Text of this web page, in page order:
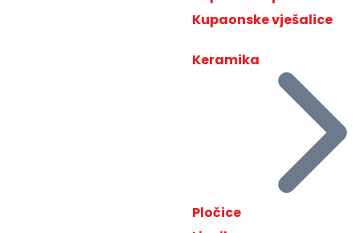
Kupaonske vješalice
Keramika
Pločice